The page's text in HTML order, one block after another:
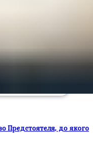
Предстоятеля, до якого